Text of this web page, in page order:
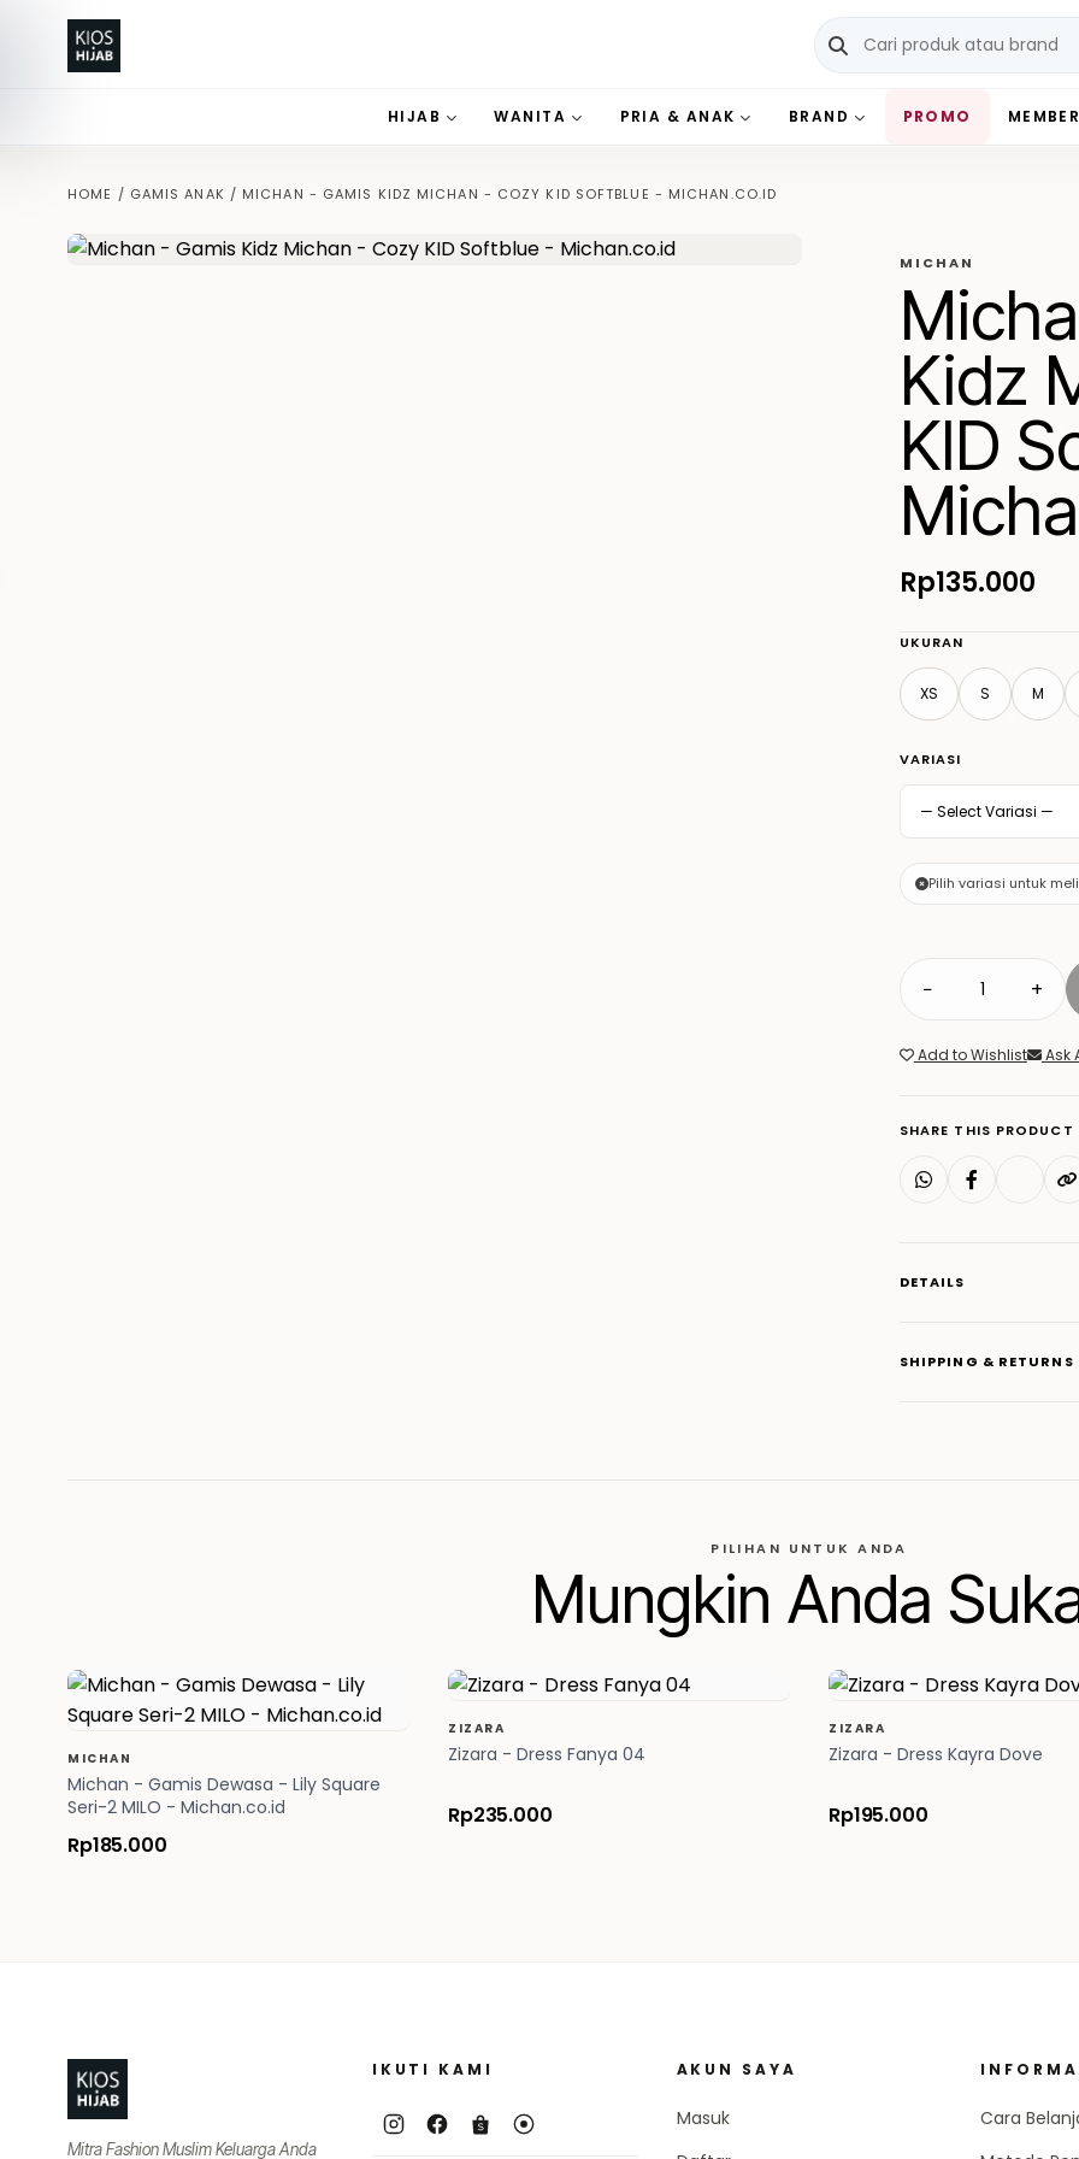
HIJAB WANITA PRIA & ANAK BRAND PROMO
HOME / GAMIS ANAK / MICHAN - GAMIS KIDZ MICHAN - COZY KID SOFTBLUE - MICHAN.CO.ID
MICHAN
Kidz
KID
Rp135.000
UKURAN
XS S M
VARIASI
Pilih variasi untuk
− +
Add to Wishlist Ask
SHARE THIS PRODUCT
DETAILS
SHIPPING & RETURNS
PILIHAN UNTUK ANDA
Mungkin Anda
MICHAN
Michan - Gamis Dewasa - Lily Square
Seri-2 MILO - Michan.co.id
Rp185.000
ZIZARA
Zizara - Dress Fanya 04
Rp235.000
ZIZARA
Zizara - Dress Kayra Dove
Rp195.000
Footer
Mitra Fashion Muslim Keluarga Anda
IKUTI KAMI AKUN SAYA
Masuk
Cara